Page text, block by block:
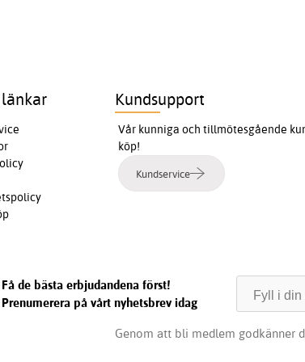
Kundsupport
Vår kunniga och tillmötesgående
köp!
Kundservice
Få de bästa erbjudandena först!
Prenumerera på vårt nyhetsbrev idag
Genom att bli medlem godkänner